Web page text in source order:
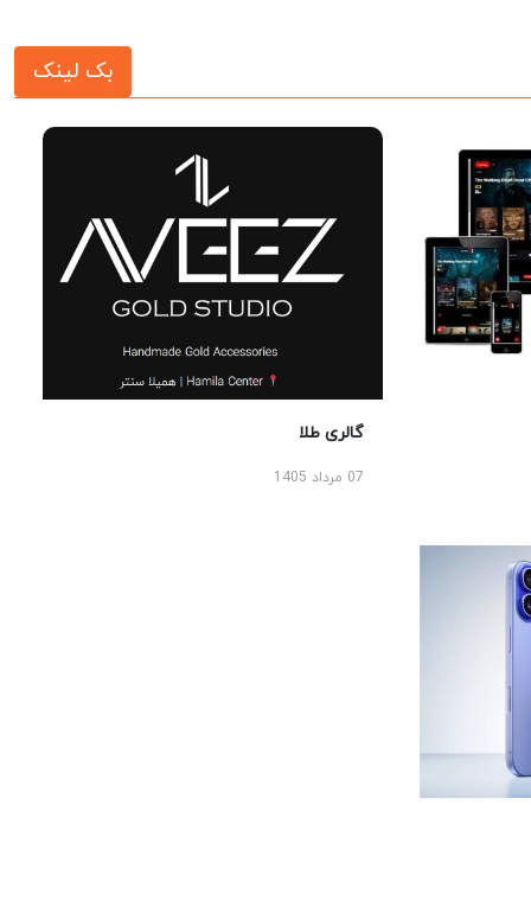
بک لینک
گالری طلا
07 مرداد 1405